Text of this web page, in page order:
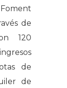
de
120
de
de